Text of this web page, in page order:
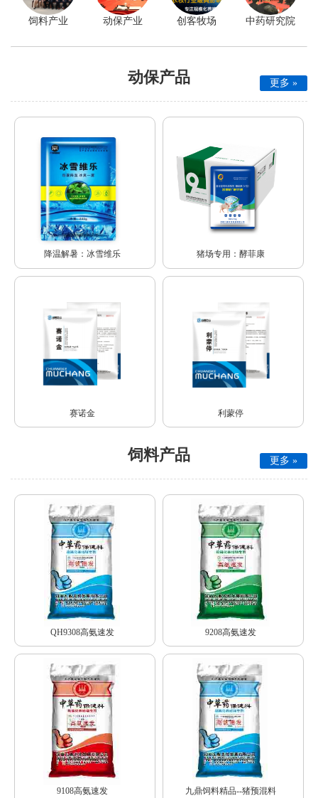
饲料产业 动保产业 创客牧场 中药研究院
更多 »
动保产品
降温解暑：冰雪维乐 猪场专用：酵菲康
赛诺金 利蒙停
更多 »
饲料产品
QH9308高氨速发 9208高氨速发
9108高氨速发 九鼎饲料精品--猪预混料